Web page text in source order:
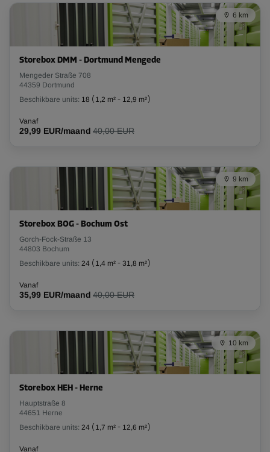
B: 2,4m
-20%
138,00 EUR/maand
Unit 73
Inhoud: 14,2 m³
B: 2,2 2,4m
Vanaf
140,00 EUR/maand
111,99 EUR/maand
B: m 2,4m
-10%
Vanaf
123,00 EUR/maand
110,69 EUR/maand
6 km
Storebox DMM - Dortmund Mengede
Mengeder Straße 708
44359 Dortmund
Beschikbare units: 18 ( 1,2 m² - 12,9 m²)
Vanaf
29,99 EUR/maand 40,00 EUR
9 km
Storebox BOG - Bochum Ost
Gorch-Fock-Straße 13
44803 Bochum
Beschikbare units: 24 ( 1,4 m² - 31,8 m²)
Vanaf
35,99 EUR/maand 40,00 EUR
10 km
Storebox HEH - Herne
Hauptstraße 8
44651 Herne
Beschikbare units: 24 ( 1,7 m² - 12,6 m²)
Vanaf